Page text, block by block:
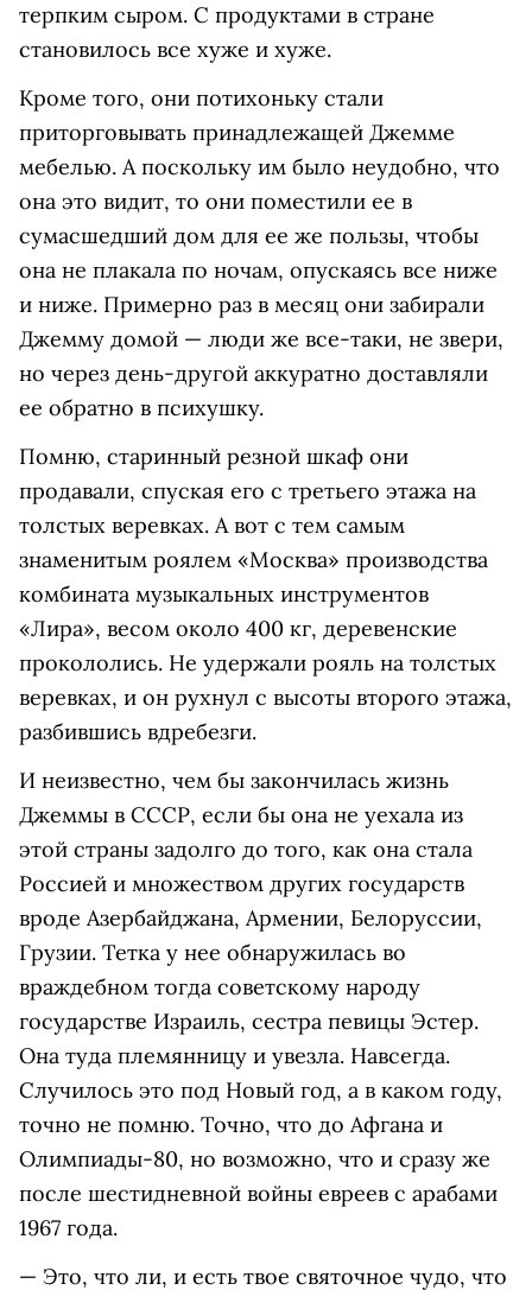
терпким сыром. С продуктами в стране
становилось все хуже и хуже.
Кроме того, они потихоньку стали
приторговывать принадлежащей Джемме
мебелью. А поскольку им было неудобно, что
она это видит, то они поместили ее в
сумасшедший дом для ее же пользы, чтобы
она не плакала по ночам, опускаясь все ниже
и ниже. Примерно раз в месяц они забирали
Джемму домой — люди же все-таки, не звери,
но через день-другой аккуратно доставляли
ее обратно в психушку.
Помню, старинный резной шкаф они
продавали, спуская его с третьего этажа на
толстых веревках. А вот с тем самым
знаменитым роялем «Москва» производства
комбината музыкальных инструментов
«Лира», весом около 400 кг, деревенские
прокололись. Не удержали рояль на толстых
веревках, и он рухнул с высоты второго этажа,
разбившись вдребезги.
И неизвестно, чем бы закончилась жизнь
Джеммы в СССР, если бы она не уехала из
этой страны задолго до того, как она стала
Россией и множеством других государств
вроде Азербайджана, Армении, Белоруссии,
Грузии. Тетка у нее обнаружилась во
враждебном тогда советскому народу
государстве Израиль, сестра певицы Эстер.
Она туда племянницу и увезла. Навсегда.
Случилось это под Новый год, а в каком году,
точно не помню. Точно, что до Афгана и
Олимпиады-80, но возможно, что и сразу же
после шестидневной войны евреев с арабами
1967 года.
— Это, что ли, и есть твое святочное чудо, что